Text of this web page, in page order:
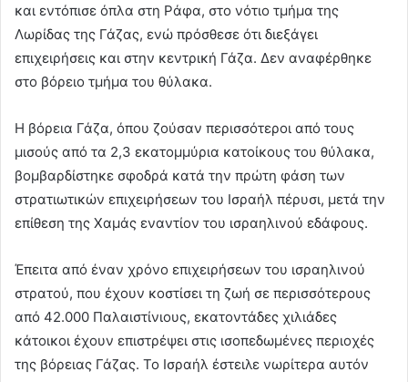
και εντόπισε όπλα στη Ράφα, στο νότιο τμήμα της
Λωρίδας της Γάζας, ενώ πρόσθεσε ότι διεξάγει
επιχειρήσεις και στην κεντρική Γάζα. Δεν αναφέρθηκε
στο βόρειο τμήμα του θύλακα.
Η βόρεια Γάζα, όπου ζούσαν περισσότεροι από τους
μισούς από τα 2,3 εκατομμύρια κατοίκους του θύλακα,
βομβαρδίστηκε σφοδρά κατά την πρώτη φάση των
στρατιωτικών επιχειρήσεων του Ισραήλ πέρυσι, μετά την
επίθεση της Χαμάς εναντίον του ισραηλινού εδάφους.
Έπειτα από έναν χρόνο επιχειρήσεων του ισραηλινού
στρατού, που έχουν κοστίσει τη ζωή σε περισσότερους
από 42.000 Παλαιστίνιους, εκατοντάδες χιλιάδες
κάτοικοι έχουν επιστρέψει στις ισοπεδωμένες περιοχές
της βόρειας Γάζας. Το Ισραήλ έστειλε νωρίτερα αυτόν